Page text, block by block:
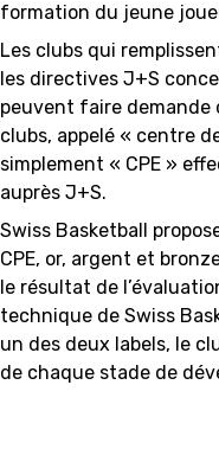
YOUTH
MINI BASKET
FORMATION
BASKET EN
ROULANT
MOBILIÈRE
GAMES
formation du jeune
Les clubs qui
les directives J+S
peuvent faire demande
clubs, appelé « centre
simplement « CPE »
auprès J+S.
Swiss Basketball
CPE, or, argent et
le résultat de
technique de Swiss
un des deux labels, le
de chaque stade de